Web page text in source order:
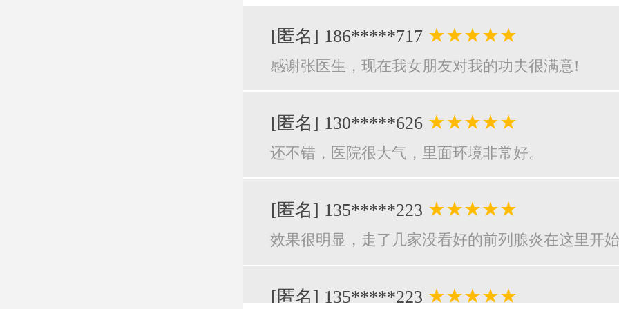
[匿名] 186*****717 ★★★★★
感谢张医生，现在我女朋友对我的功夫很满意!
[匿名] 130*****626 ★★★★★
还不错，医院很大气，里面环境非常好。
[匿名] 135*****223 ★★★★★
效果很明显，走了几家没看好的前列腺炎在这里开
[匿名] 135*****223 ★★★★★